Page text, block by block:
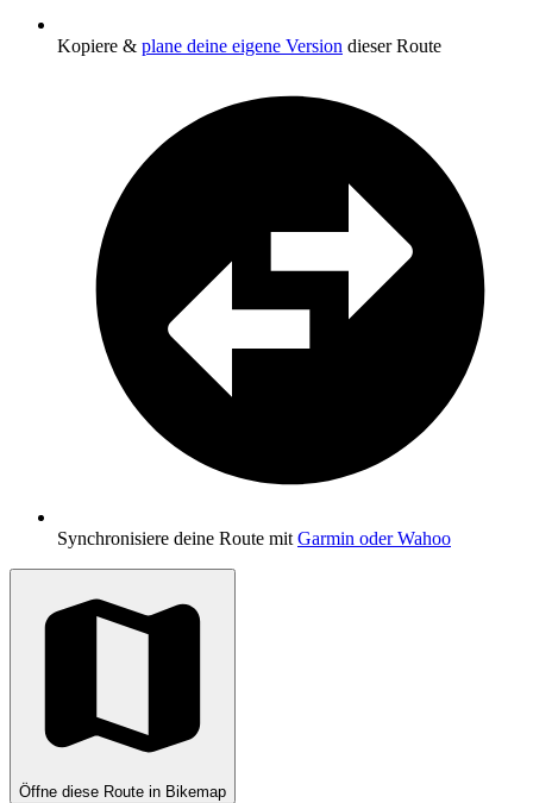
Kopiere & plane deine eigene Version dieser Route
Synchronisiere deine Route mit Garmin oder Wahoo
Öffne diese Route in Bikemap